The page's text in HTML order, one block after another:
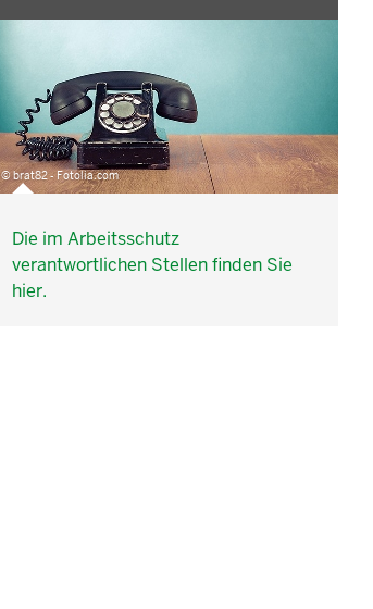
© brat82 - Fotolia.com
Die im Arbeitsschutz
verantwortlichen Stellen finden Sie
hier.